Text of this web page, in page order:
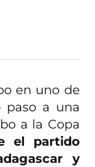
en uno de
paso a una
a la Copa
el partido
y